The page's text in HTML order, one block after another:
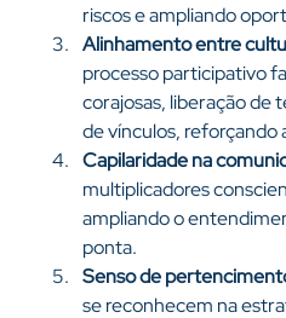
riscos e ampliando
Alinhamento entre
processo participativo
corajosas, liberação de
de vínculos, reforçando
Capilaridade na
multiplicadores
ampliando o
ponta.
Senso de
se reconhecem na